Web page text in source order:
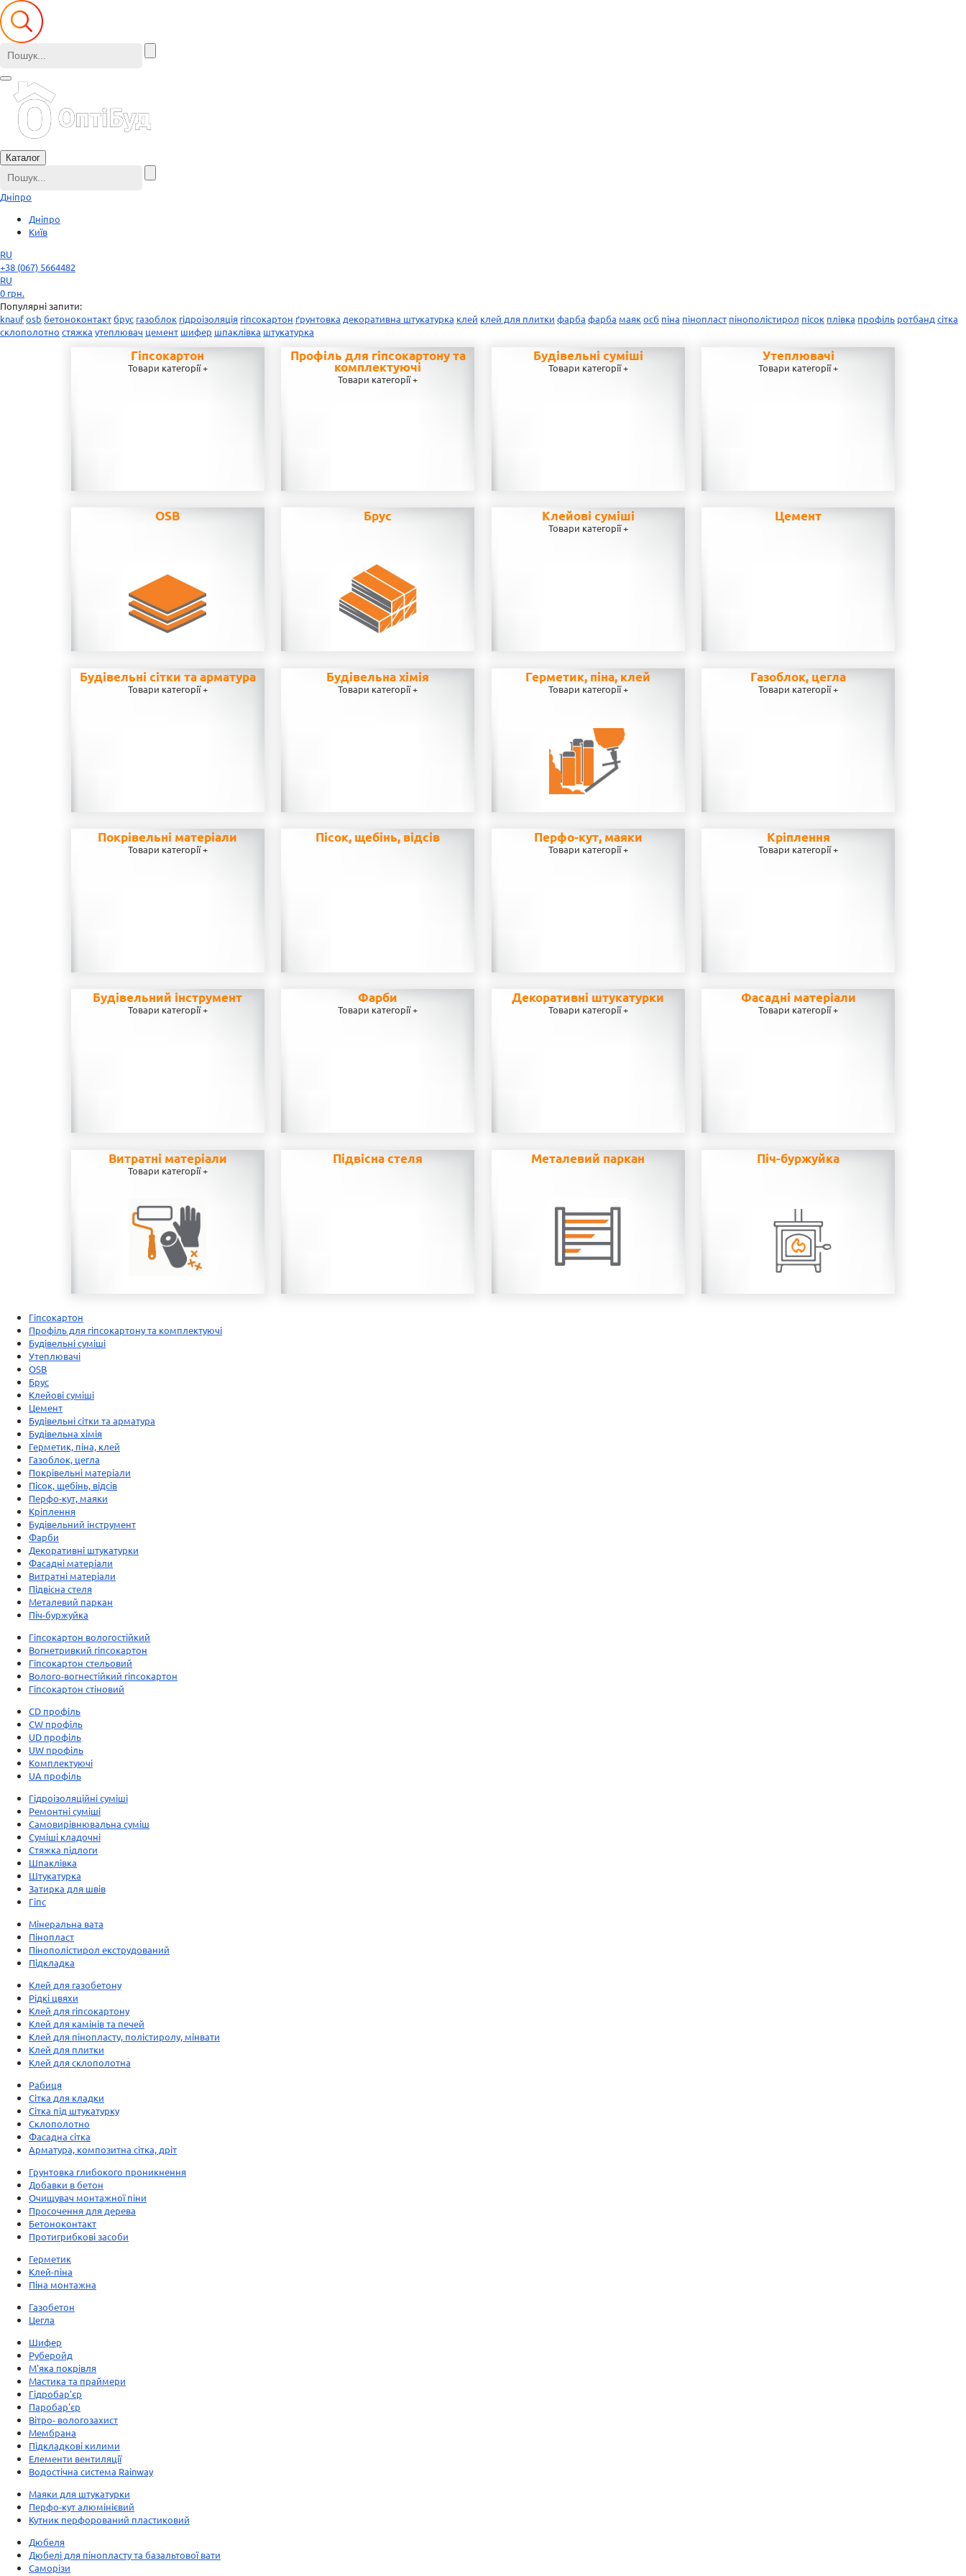
Каталог
Дніпро
Дніпро
Київ
RU
+38 (067) 5664482
RU
0 грн.
Популярні запити:
knaufosb бетоноконтактбрус газоблок гідроізоляція гіпсокартон ґрунтовка декоративна штукатурка клей клей для плитки фарба фарба маякосб піна пінопласт пінополістирол пісок плівка профіль ротбанд сітка
склополотно стяжка утеплювач цемент шифер шпаклівка штукатурка
Гіпсокартон
Товари категорії +
Профіль для гіпсокартону та
комплектуючі
Товари категорії +
Будівельні суміші
Товари категорії +
Утеплювачі
Товари категорії +
OSB Брус Клейові суміші
Товари категорії +
Цемент
Будівельні сітки та арматура
Товари категорії +
Будівельна хімія
Товари категорії +
Герметик, піна, клей
Товари категорії +
Газоблок, цегла
Товари категорії +
Покрівельні матеріали
Товари категорії +
Пісок, щебінь, відсів Перфо-кут, маяки
Товари категорії +
Кріплення
Товари категорії +
Будівельний інструмент
Товари категорії +
Фарби
Товари категорії +
Декоративні штукатурки
Товари категорії +
Фасадні матеріали
Товари категорії +
Витратні матеріали
Товари категорії +
Підвісна стеля Металевий паркан Піч-буржуйка
Гіпсокартон
Профіль для гіпсокартону та комплектуючі
Будівельні суміші
Утеплювачі
OSB
Брус
Клейові суміші
Цемент
Будівельні сітки та арматура
Будівельна хімія
Герметик, піна, клей
Газоблок, цегла
Покрівельні матеріали
Пісок, щебінь, відсів
Перфо-кут, маяки
Кріплення
Будівельний інструмент
Фарби
Декоративні штукатурки
Фасадні матеріали
Витратні матеріали
Підвісна стеля
Металевий паркан
Піч-буржуйка
Гіпсокартон вологостійкий
Вогнетривкий гіпсокартон
Гіпсокартон стельовий
Волого-вогнестійкий гіпсокартон
Гіпсокартон стіновий
CD профіль
CW профіль
UD профіль
UW профіль
Комплектуючі
UA профіль
Гідроізоляційні суміші
Ремонтні суміші
Самовирівнювальна суміш
Суміші кладочні
Стяжка підлоги
Шпаклівка
Штукатурка
Затирка для швів
Гіпс
Мінеральна вата
Пінопласт
Пінополістирол екструдований
Підкладка
Клей для газобетону
Рідкі цвяхи
Клей для гіпсокартону
Клей для камінів та печей
Клей для пінопласту, полістиролу, мінвати
Клей для плитки
Клей для склополотна
Рабиця
Сітка для кладки
Сітка під штукатурку
Склополотно
Фасадна сітка
Арматура, композитна сітка, дріт
Грунтовка глибокого проникнення
Добавки в бетон
Очищувач монтажної піни
Просочення для дерева
Бетоноконтакт
Протигрибкові засоби
Герметик
Клей-піна
Піна монтажна
Газобетон
Цегла
Шифер
Руберойд
М'яка покрівля
Мастика та праймери
Гідробар'єр
Паробар'єр
Вітро- вологозахист
Мембрана
Підкладкові килими
Елементи вентиляції
Водостічна система Rainway
Маяки для штукатурки
Перфо-кут алюмінієвий
Кутник перфорований пластиковий
Дюбеля
Дюбелі для пінопласту та базальтової вати
Саморізи